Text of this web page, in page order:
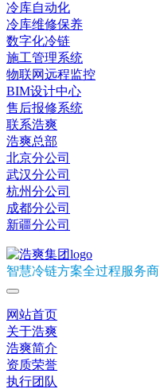
冷库自动化
冷库维修保养
数字化冷链
施工管理系统
物联网远程监控
BIM设计中心
售后报修系统
联系浩爽
浩爽总部
北京分公司
武汉分公司
杭州分公司
成都分公司
新疆分公司
智慧冷链方案全过程服务商
网站首页
关于浩爽
浩爽简介
资质荣誉
执行团队